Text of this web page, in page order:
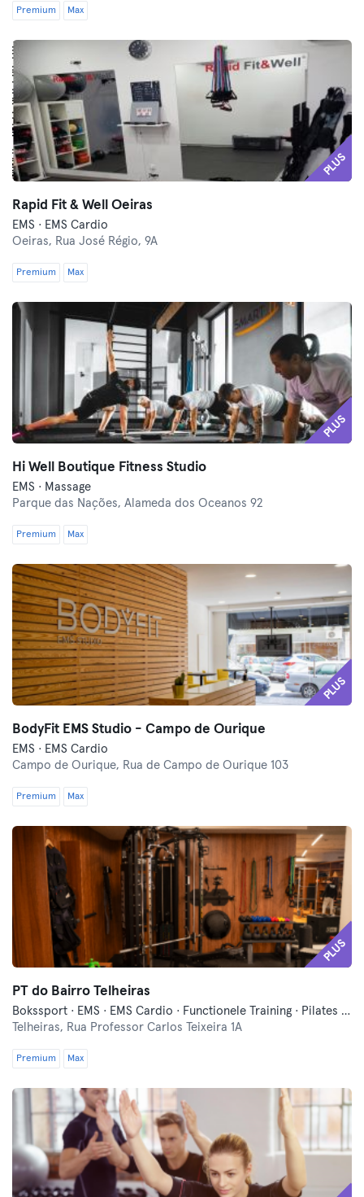
Premium Max
PLUS
Rapid Fit & Well Oeiras
EMS · EMS Cardio
Oeiras, Rua José Régio, 9A
Premium Max
PLUS
Hi Well Boutique Fitness Studio
EMS · Massage
Parque das Nações, Alameda dos Oceanos 92
Premium Max
PLUS
BodyFit EMS Studio - Campo de Ourique
EMS · EMS Cardio
Campo de Ourique, Rua de Campo de Ourique 103
Premium Max
PLUS
PT do Bairro Telheiras
Bokssport · EMS · EMS Cardio · Functionele Training · Pilates · Pilates Reformer
Telheiras, Rua Professor Carlos Teixeira 1A
Premium Max